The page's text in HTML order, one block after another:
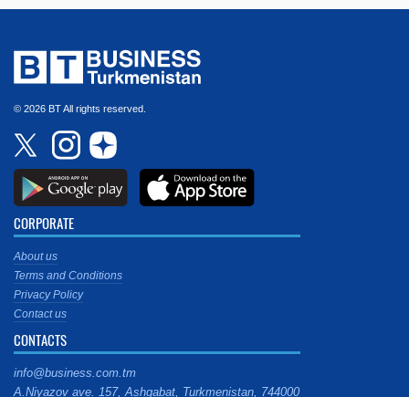
© 2026 BT All rights reserved.
CORPORATE
About us
Terms and Conditions
Privacy Policy
Contact us
CONTACTS
info@business.com.tm
A.Niyazov ave. 157, Ashgabat, Turkmenistan, 744000